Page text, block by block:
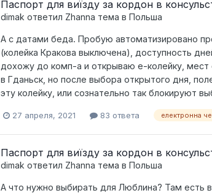
Паспорт для виїзду за кордон в
dimak ответил Zhanna тема в Польша
А с датами беда. Пробую автоматизировано
(колейка Кракова выключена), доступность
дохожу до комп-а и открываю е-колейку,
в Гданьск, но после выбора открытого дня,
эту колейку, или сознательно так блокируют
27 апреля, 2021 83 ответа електронна
Паспорт для виїзду за кордон в
dimak ответил Zhanna тема в Польша
А что нужно выбирать для Люблина? Там есть